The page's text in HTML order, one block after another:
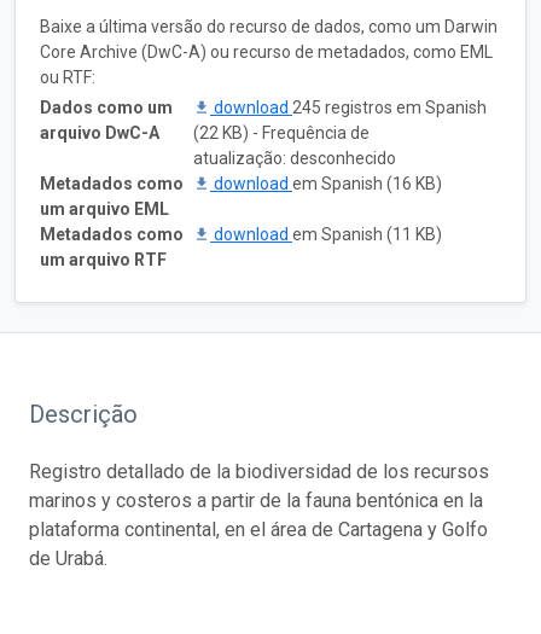
Baixe a última versão do recurso de dados, como um Darwin
Core Archive (DwC-A) ou recurso de metadados, como EML
ou RTF:
Dados como um
arquivo DwC-A
download 245 registros em Spanish
(22 KB) - Frequência de
atualização: desconhecido
Metadados como
um arquivo EML
download em Spanish (16 KB)
Metadados como
um arquivo RTF
download em Spanish (11 KB)
Descrição
Registro detallado de la biodiversidad de los recursos
marinos y costeros a partir de la fauna bentónica en la
plataforma continental, en el área de Cartagena y Golfo
de Urabá.